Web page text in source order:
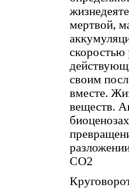
мертвой,
скоростью
своим
вместе.
веществ.
СО2